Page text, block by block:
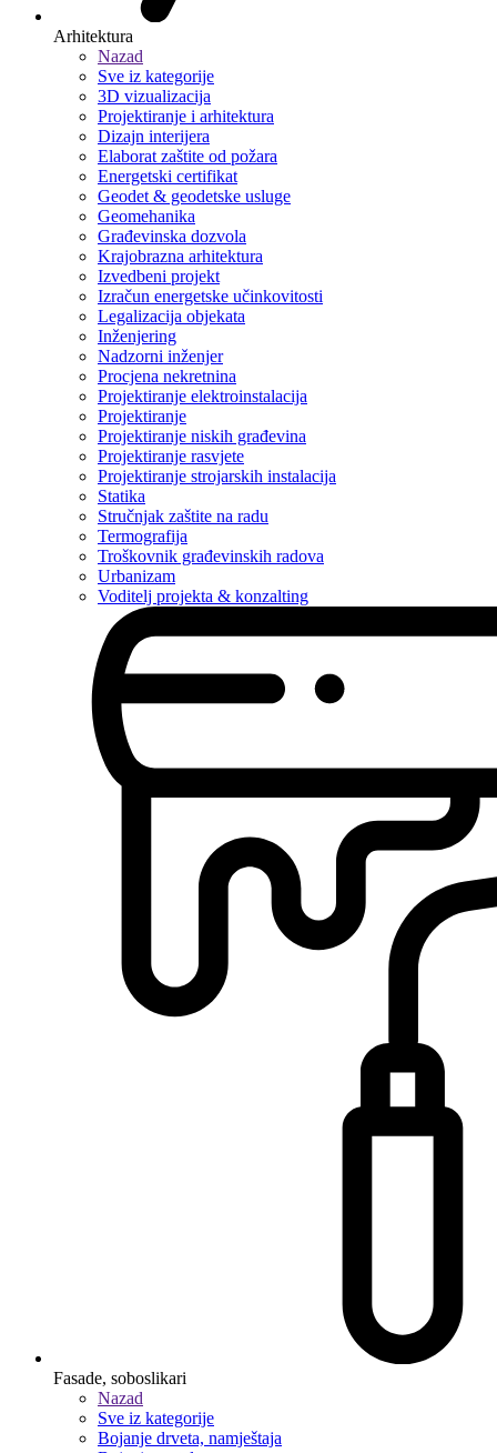
Arhitektura
Nazad
Sve iz kategorije
3D vizualizacija
Projektiranje i arhitektura
Dizajn interijera
Elaborat zaštite od požara
Energetski certifikat
Geodet & geodetske usluge
Geomehanika
Građevinska dozvola
Krajobrazna arhitektura
Izvedbeni projekt
Izračun energetske učinkovitosti
Legalizacija objekata
Inženjering
Nadzorni inženjer
Procjena nekretnina
Projektiranje elektroinstalacija
Projektiranje
Projektiranje niskih građevina
Projektiranje rasvjete
Projektiranje strojarskih instalacija
Statika
Stručnjak zaštite na radu
Termografija
Troškovnik građevinskih radova
Urbanizam
Voditelj projekta & konzalting
Fasade, soboslikari
Nazad
Sve iz kategorije
Bojanje drveta, namještaja